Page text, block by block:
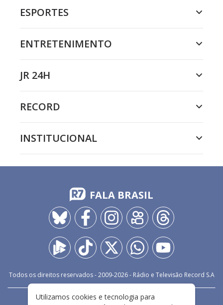
ESPORTES
ENTRETENIMENTO
JR 24H
RECORD
INSTITUCIONAL
FALA BRASIL
Todos os direitos reservados - 2009-2026- Rádio e Televisão Record S.A
FALE CONOSCO PRIVACIDADE
Utilizamos cookies e tecnologia para